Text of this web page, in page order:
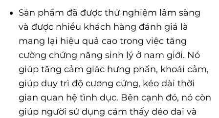
Sản phẩm đã được thử nghiệm lâm sàng
và được nhiều khách hàng đánh giá là
mang lại hiệu quả cao trong việc tăng
cường chứng năng sinh lý ở nam giới. Nó
giúp tăng cảm giác hưng phấn, khoái cảm,
giúp duy trì độ cương cứng, kéo dài thời
gian quan hệ tình dục. Bên cạnh đó, nó còn
giúp người sử dụng cảm thấy dẻo dai và